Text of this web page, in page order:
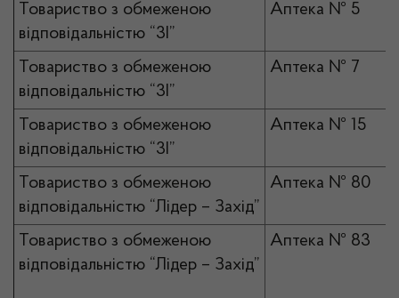
Товариство з обмеженою
відповідальністю “3І”
Аптека № 5
Товариство з обмеженою
відповідальністю “3І”
Аптека № 7
Товариство з обмеженою
відповідальністю “3І”
Аптека № 15
Товариство з обмеженою
відповідальністю “Лідер – Захід”
Аптека № 80
Товариство з обмеженою
відповідальністю “Лідер – Захід”
Аптека № 83